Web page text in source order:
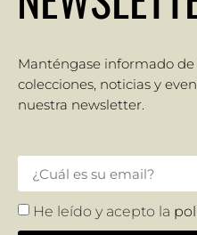
Manténgase informado
colecciones, noticias y
nuestra newsletter.
He leído y acepto la